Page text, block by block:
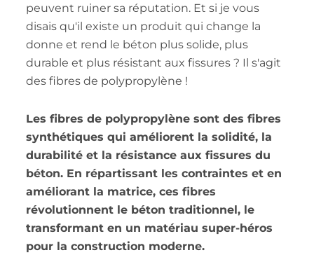
peuvent ruiner sa réputation. Et si je vous
disais qu'il existe un produit qui change la
donne et rend le béton plus solide, plus
durable et plus résistant aux fissures ? Il s'agit
des fibres de polypropylène !
Les fibres de polypropylène sont des fibres
synthétiques qui améliorent la solidité, la
durabilité et la résistance aux fissures du
béton. En répartissant les contraintes et en
améliorant la matrice, ces fibres
révolutionnent le béton traditionnel, le
transformant en un matériau super-héros
pour la construction moderne.